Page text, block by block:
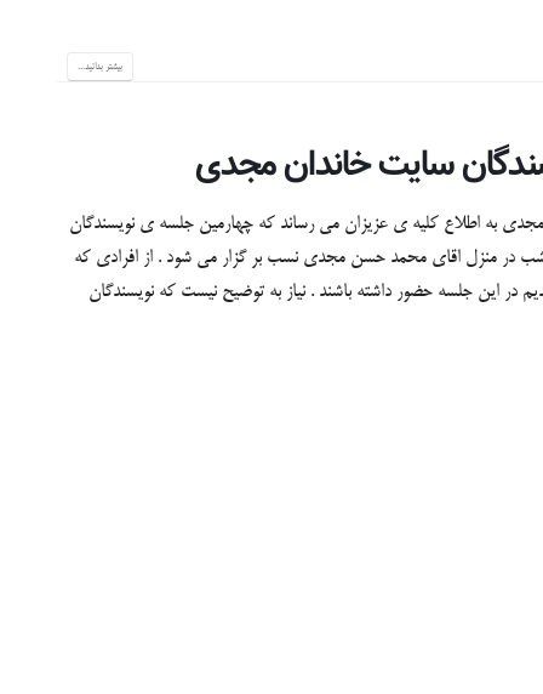
بیشتر بدانید...
سایت خاندان مجدی
به اطلاع کلیه ی عزیزان می رساند که چهارمین جلسه ی نویسندگان
خاندان مجدی در تاریخ شنبه 31 / 4 / 91 ساعت 10 شب در منزل اقای محمد حسن مجدی نسب بر گزار می شود . از افرادی که
در این جلسه حضور داشته باشند . نیاز به توضیح نیست که نویسندگان